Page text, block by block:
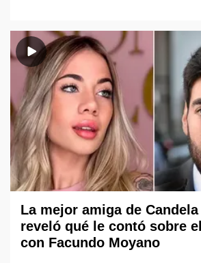
La mejor amiga de
reveló qué le contó sobre
con Facundo Moyano